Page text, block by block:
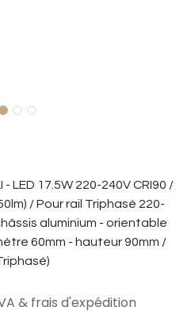
LED 17.5W 220-240V CRI90 /
/ Pour rail Triphasé 220-
aluminium - orientable
60mm - hauteur 90mm /
& frais d'expédition